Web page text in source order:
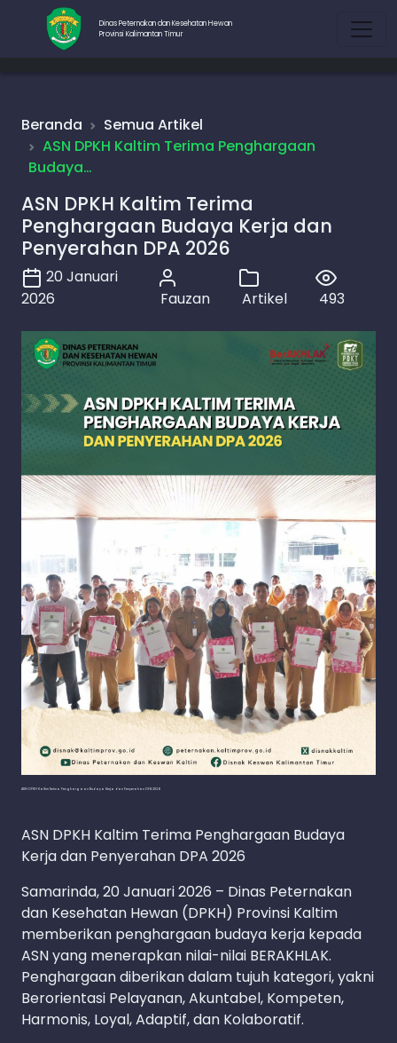
Dinas Peternakan dan Kesehatan Hewan
Provinsi Kalimantan Timur
Beranda
Semua Artikel
ASN DPKH Kaltim Terima Penghargaan
Budaya…
ASN DPKH Kaltim Terima
Penghargaan Budaya Kerja dan
Penyerahan DPA 2026
20 Januari
2026
Fauzan Artikel 493
ASN DPKH Kaltim Terima Penghargaan Budaya Kerja dan Penyerahan DPA 2026
ASN DPKH Kaltim Terima Penghargaan Budaya
Kerja dan Penyerahan DPA 2026
Samarinda, 20 Januari 2026 – Dinas Peternakan
dan Kesehatan Hewan (DPKH) Provinsi Kaltim
memberikan penghargaan budaya kerja kepada
ASN yang menerapkan nilai-nilai BERAKHLAK.
Penghargaan diberikan dalam tujuh kategori, yakni
Berorientasi Pelayanan, Akuntabel, Kompeten,
Harmonis, Loyal, Adaptif, dan Kolaboratif.